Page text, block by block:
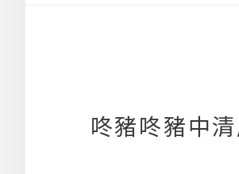
咚豬咚豬中